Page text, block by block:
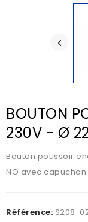
BOUTON
230V - Ø
Bouton poussoir
NO avec
Référence: S208-